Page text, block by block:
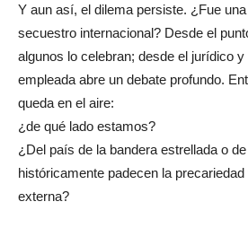
Y aun así, el dilema persiste. ¿Fue
secuestro internacional? Desde el
algunos lo celebran; desde el jurídico
empleada abre un debate profundo.
queda en el aire:
¿de qué lado estamos?
¿Del país de la bandera estrellada o
históricamente padecen la
externa?